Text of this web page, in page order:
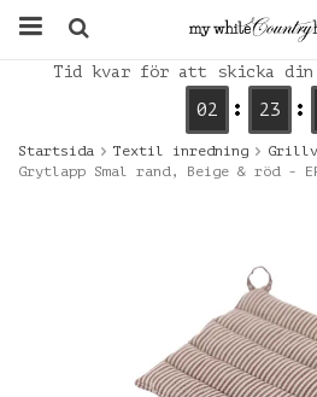
Tid kvar för att skicka din
02 23
Startsida Textil inredning
Grytlapp Smal rand, Beige & röd -